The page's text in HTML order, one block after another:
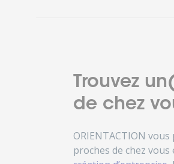
Trouvez
de chez
ORIENTACTION
proches de chez vous